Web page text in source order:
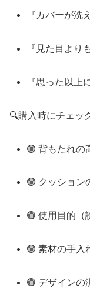
『カバーが洗
『見た目より
『思った以上
🔍購入時にチェッ
🟢 背もたれの
🟢 クッション
🟢 使用目的（
🟢 素材の手入
🟢 デザインの